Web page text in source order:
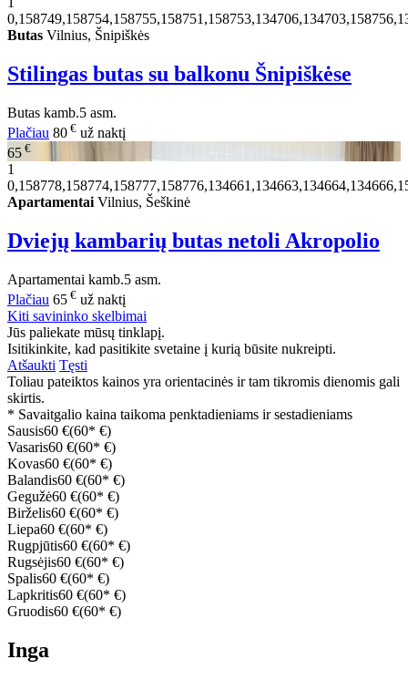
Butas Vilnius, Šnipiškės
Stilingas butas su balkonu Šnipiškėse
Butas kamb.5 asm.
Plačiau 80 € už naktį
65 €
1
Apartamentai Vilnius, Šeškinė
Dviejų kambarių butas netoli Akropolio
Apartamentai kamb.5 asm.
Plačiau 65 € už naktį
Kiti savininko skelbimai
Jūs paliekate mūsų tinklapį.
Isitikinkite, kad pasitikite svetaine į kurią būsite nukreipti.
Atšaukti Tęsti
Toliau pateiktos kainos yra orientacinės ir tam tikromis dienomis gali
skirtis.
* Savaitgalio kaina taikoma penktadieniams ir sestadieniams
Sausis60 €(60* €)
Vasaris60 €(60* €)
Kovas60 €(60* €)
Balandis60 €(60* €)
Gegužė60 €(60* €)
Birželis60 €(60* €)
Liepa60 €(60* €)
Rugpjūtis60 €(60* €)
Rugsėjis60 €(60* €)
Spalis60 €(60* €)
Lapkritis60 €(60* €)
Gruodis60 €(60* €)
Inga